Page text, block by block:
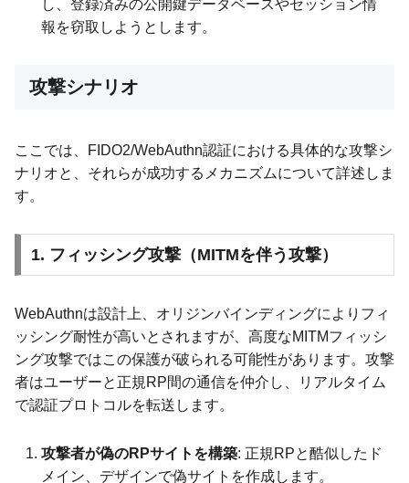
し、登録済みの公開鍵データベースやセッション情
報を窃取しようとします。
攻撃シナリオ
ここでは、FIDO2/WebAuthn認証における具体的な攻撃シ
ナリオと、それらが成功するメカニズムについて詳述しま
す。
1. フィッシング攻撃（MITMを伴う攻撃）
WebAuthnは設計上、オリジンバインディングによりフィ
ッシング耐性が高いとされますが、高度なMITMフィッシ
ング攻撃ではこの保護が破られる可能性があります。攻撃
者はユーザーと正規RP間の通信を仲介し、リアルタイム
で認証プロトコルを転送します。
攻撃者が偽のRPサイトを構築: 正規RPと酷似したド
メイン、デザインで偽サイトを作成します。